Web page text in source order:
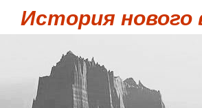
История нового